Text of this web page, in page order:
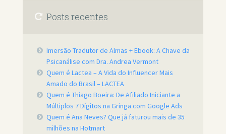
Posts recentes
Imersão Tradutor de Almas + Ebook: A Chave da
Psicanálise com Dra. Andrea Vermont
Quem é Lactea – A Vida do Influencer Mais
Amado do Brasil – LACTEA
Quem é Thiago Boeira: De Afiliado Iniciante a
Múltiplos 7 Dígitos na Gringa com Google Ads
Quem é Ana Neves? Que já faturou mais de 35
milhões na Hotmart